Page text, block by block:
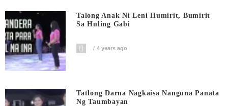
Talong Anak Ni Leni Humirit, Bumirit
Sa Huling Gabi
4 years ago
Tatlong Darna Nagkaisa Nanguna Panata
Ng Taumbayan